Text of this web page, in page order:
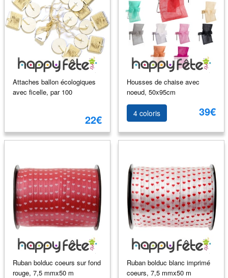
Attaches ballon écologiques
avec ficelle, par 100
22€
Housses de chaise avec
noeud, 50x95cm
4 coloris 39€
Ruban bolduc coeurs sur fond
rouge, 7,5 mmx50 m
Ruban bolduc blanc imprimé
coeurs, 7,5 mmx50 m